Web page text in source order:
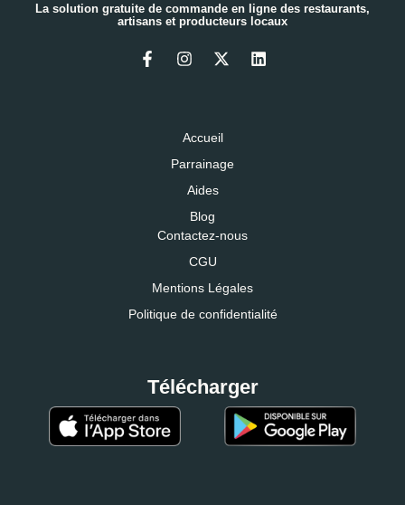
La solution gratuite de commande en ligne des restaurants,
artisans et producteurs locaux
Accueil
Parrainage
Aides
Blog
Contactez-nous
CGU
Mentions Légales
Politique de confidentialité
Télécharger